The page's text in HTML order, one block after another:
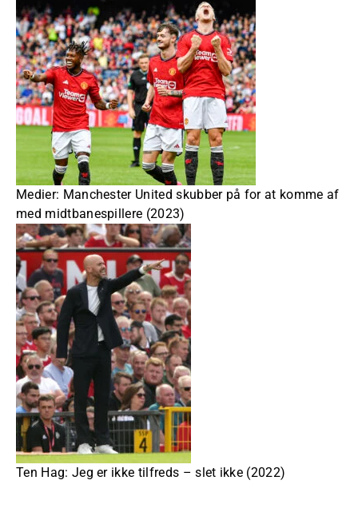
Medier: Manchester United skubber på for at komme af
med midtbanespillere (2023)
Ten Hag: Jeg er ikke tilfreds – slet ikke (2022)